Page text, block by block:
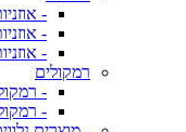
-
-
-
רמקולים
-
-